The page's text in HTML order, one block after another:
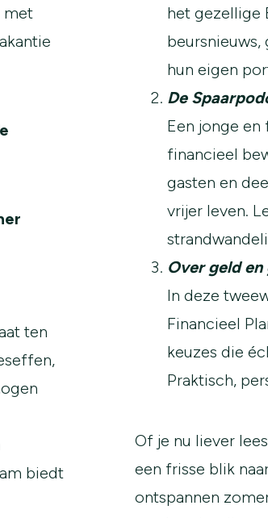
met
ten
biedt
het gezellige
hun eigen
De
Een jonge en
financieel
gasten en
vrijer leven.
Over geld
In deze
Financieel
keuzes die
Praktisch,
Of je nu liever
een frisse blik
ontspannen